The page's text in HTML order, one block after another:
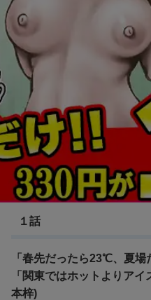
名探偵コナン ゼロの
１話
「春先だったら23℃、夏
「関東ではホットよりア
本梓)